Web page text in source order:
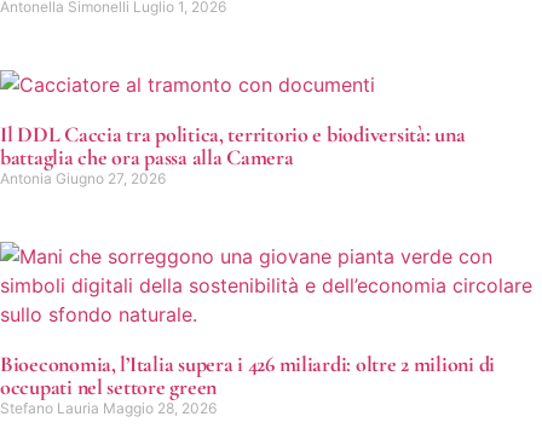
Antonella Simonelli Luglio 1, 2026
Il DDL Caccia tra politica, territorio e biodiversità: una
battaglia che ora passa alla Camera
Antonia Giugno 27, 2026
Bioeconomia, l’Italia supera i 426 miliardi: oltre 2 milioni di
occupati nel settore green
Stefano Lauria Maggio 28, 2026